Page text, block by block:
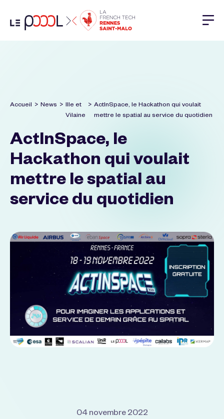
Aller au contenu
Accueil > News > Ille et
Vilaine
> ActInSpace, le Hackathon qui voulait
mettre le spatial au service du quotidien
ActInSpace, le
Hackathon qui voulait
mettre le spatial au
service du quotidien
04 novembre 2022